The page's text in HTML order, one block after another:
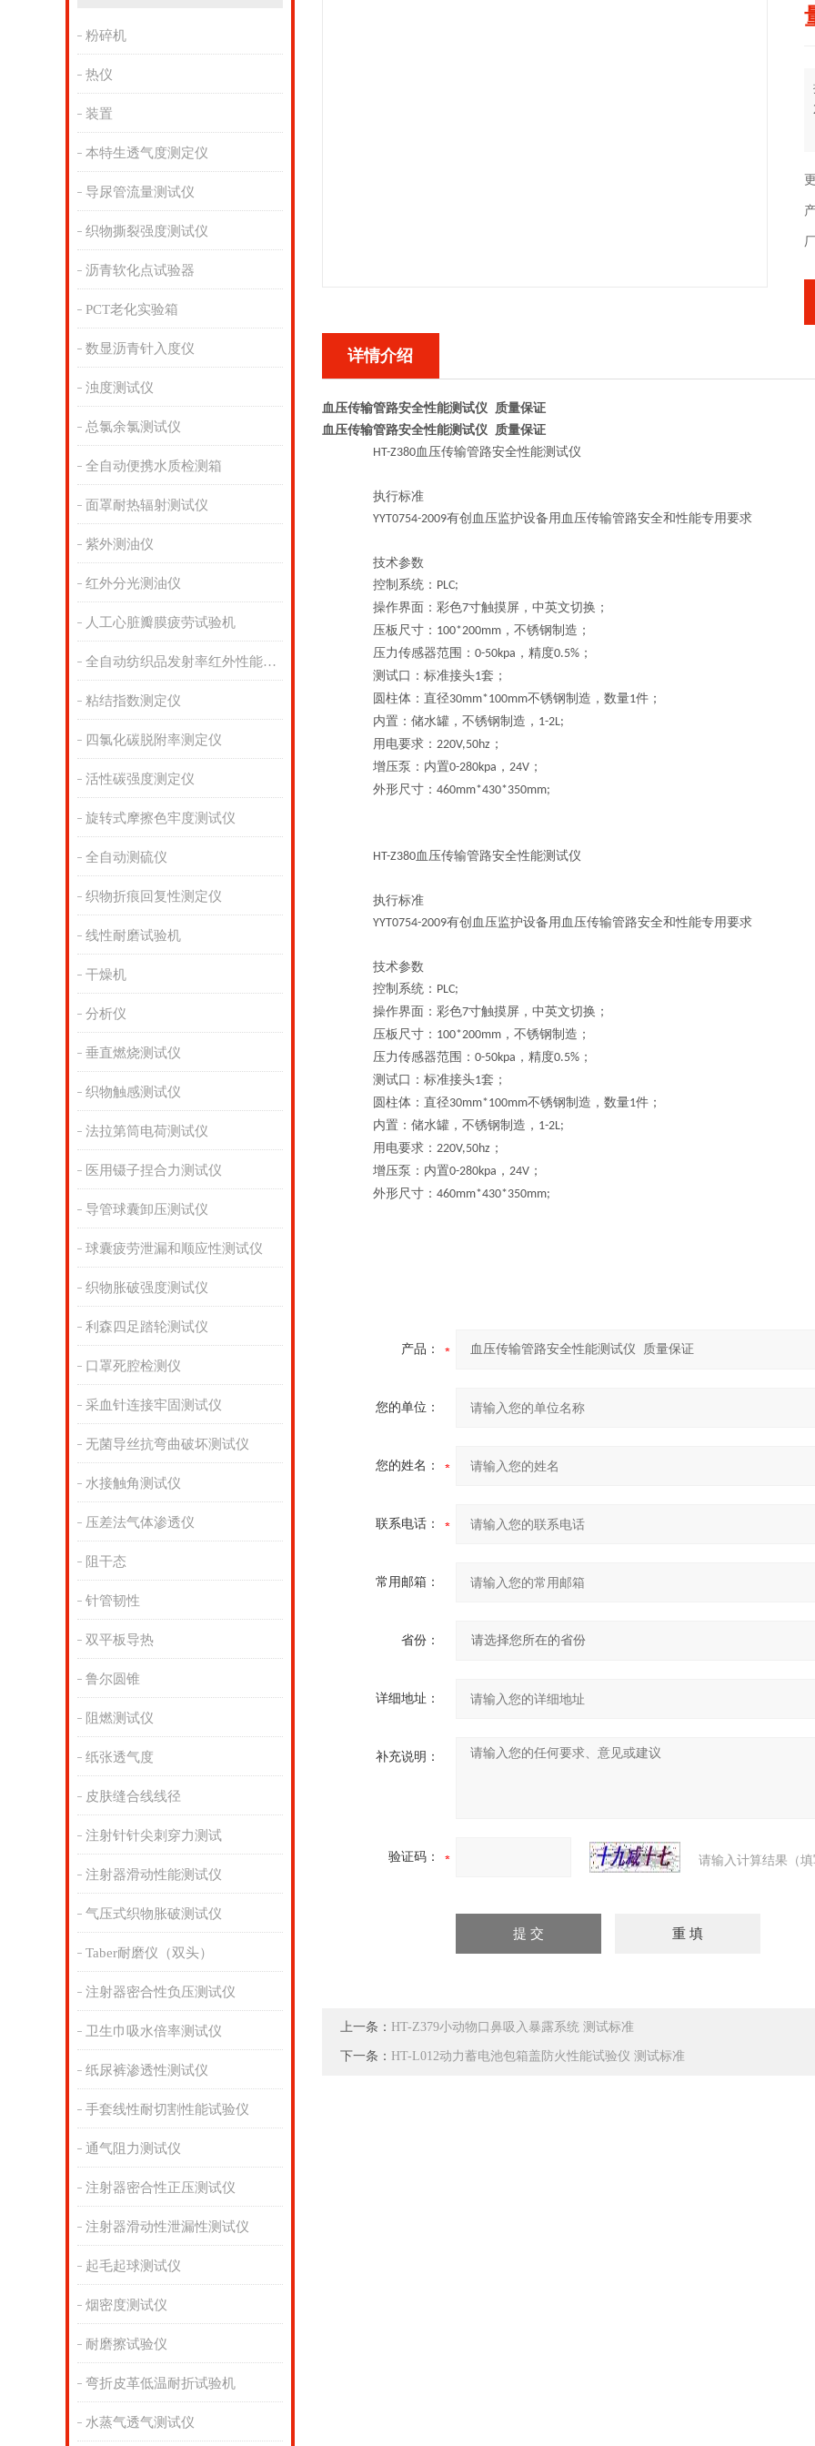
粉碎机
热仪
装置
本特生透气度测定仪
导尿管流量测试仪
织物撕裂强度测试仪
沥青软化点试验器
PCT老化实验箱
数显沥青针入度仪
浊度测试仪
总氯余氯测试仪
全自动便携水质检测箱
面罩耐热辐射测试仪
紫外测油仪
红外分光测油仪
人工心脏瓣膜疲劳试验机
全自动纺织品发射率红外性能分析
粘结指数测定仪
四氯化碳脱附率测定仪
活性碳强度测定仪
旋转式摩擦色牢度测试仪
全自动测硫仪
织物折痕回复性测定仪
线性耐磨试验机
干燥机
分析仪
垂直燃烧测试仪
织物触感测试仪
法拉第筒电荷测试仪
医用镊子捏合力测试仪
导管球囊卸压测试仪
球囊疲劳泄漏和顺应性测试仪
织物胀破强度测试仪
利森四足踏轮测试仪
口罩死腔检测仪
采血针连接牢固测试仪
无菌导丝抗弯曲破坏测试仪
水接触角测试仪
压差法气体渗透仪
阻干态
针管韧性
双平板导热
鲁尔圆锥
阻燃测试仪
纸张透气度
皮肤缝合线线径
注射针针尖刺穿力测试
注射器滑动性能测试仪
气压式织物胀破测试仪
Taber耐磨仪（双头）
注射器密合性负压测试仪
卫生巾吸水倍率测试仪
纸尿裤渗透性测试仪
手套线性耐切割性能试验仪
通气阻力测试仪
注射器密合性正压测试仪
注射器滑动性泄漏性测试仪
起毛起球测试仪
烟密度测试仪
耐磨擦试验仪
弯折皮革低温耐折试验机
水蒸气透气测试仪
详情介绍
血压传输管路安全性能测试仪 质量保证
血压传输管路安全性能测试仪 质量保证
HT-Z380血压传输管路安全性能测试仪
执行标准
YYT0754-2009有创血压监护设备用血压传输管路安全和性能专用要求
技术参数
控制系统： PLC;
操作界面：彩色7寸触摸屏，中英文切换；
压板尺寸： 100*200mm ，不锈钢制造；
压力传感器范围： 0-50kpa ，精度0.5% ；
测试口：标准接头1套；
圆柱体：直径30mm*100mm不锈钢制造，数量1件；
内置：储水罐，不锈钢制造， 1-2L;
用电要求： 220V,50hz ；
增压泵：内置0-280kpa ， 24V ；
外形尺寸： 460mm*430*350mm;
HT-Z380血压传输管路安全性能测试仪
执行标准
YYT0754-2009有创血压监护设备用血压传输管路安全和性能专用要求
技术参数
控制系统： PLC;
操作界面：彩色7寸触摸屏，中英文切换；
压板尺寸： 100*200mm ，不锈钢制造；
压力传感器范围： 0-50kpa ，精度0.5% ；
测试口：标准接头1套；
圆柱体：直径30mm*100mm不锈钢制造，数量1件；
内置：储水罐，不锈钢制造， 1-2L;
用电要求： 220V,50hz ；
增压泵：内置0-280kpa ， 24V ；
外形尺寸： 460mm*430*350mm;
产品：
您的单位：
您的姓名：
联系电话：
常用邮箱：
省份：
详细地址：
补充说明：
验证码： 请输入计算结果（
上一条： HT-Z379小动物口鼻吸入暴露系统 测试标准
下一条： HT-L012动力蓄电池包箱盖防火性能试验仪 测试标准